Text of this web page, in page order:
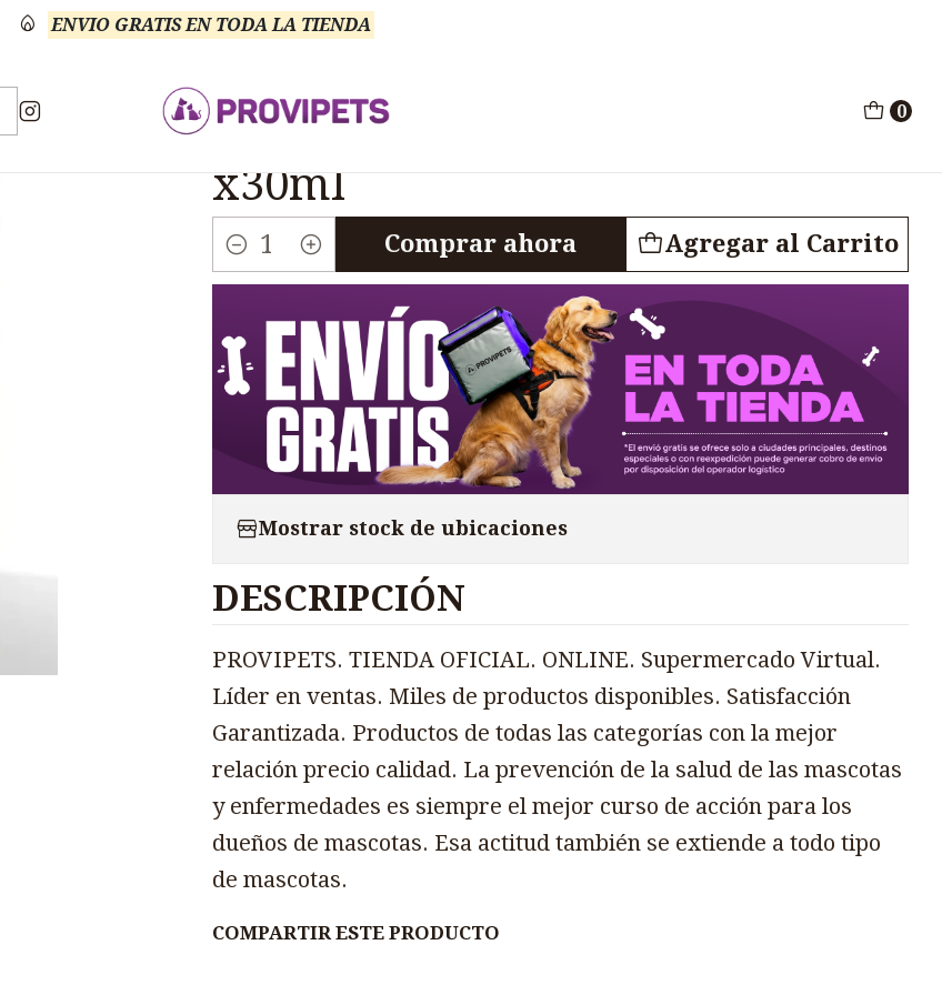
0
ENVIO GRATIS EN TODA LA TIENDA
Veterinario Anti Parasitarios Hemoparasitida Hemopar B12 x30ml
Hemoparasitida Hemopar B12
x30ml
Cantidad
Agregar al Carrito
Comprar ahora
Mostrar stock de ubicaciones
DESCRIPCIÓN
PROVIPETS. TIENDA OFICIAL. ONLINE. Supermercado Virtual.
Líder en ventas. Miles de productos disponibles. Satisfacción
Garantizada. Productos de todas las categorías con la mejor
relación precio calidad. La prevención de la salud de las mascotas
y enfermedades es siempre el mejor curso de acción para los
dueños de mascotas. Esa actitud también se extiende a todo tipo
de mascotas.
COMPARTIR ESTE PRODUCTO